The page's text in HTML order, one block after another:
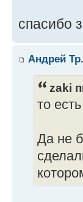
спасибо
Андрей
zaki
то
Да не